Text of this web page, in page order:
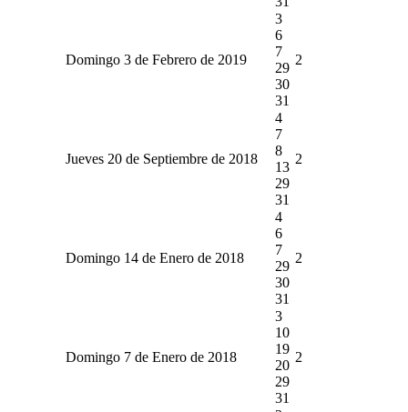
Domingo 3 de Febrero de 2019
3
6
7
29
30
31
2
Jueves 20 de Septiembre de 2018
4
7
8
13
29
31
2
Domingo 14 de Enero de 2018
4
6
7
29
30
31
2
Domingo 7 de Enero de 2018
3
10
19
20
29
31
2